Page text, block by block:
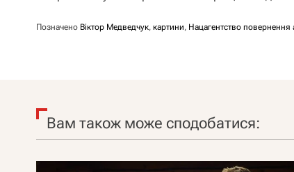
Позначено Віктор Медведчук, картини, Нацагентство
Вам також може сподобатися: